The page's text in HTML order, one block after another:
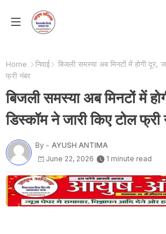
Home निवाई
बिजली समस्या अब मिनटों में होगी दूर,
फ्री नंबर
बिजली समस्या अब मिनटों में
डिस्कॉम ने जारी किए टोल फ्री
By - AYUSH ANTIMA
June 22, 2026
1 minute read